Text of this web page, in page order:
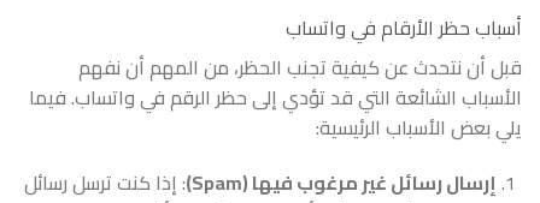
أسباب حظر الأرقام في واتساب
قبل أن نتحدث عن كيفية تجنب الحظر، من المهم أن نفهم
الأسباب الشائعة التي قد تؤدي إلى حظر الرقم في واتساب. فيما
يلي بعض الأسباب الرئيسية:
إرسال رسائل غير مرغوب فيها (Spam)
: إذا كنت ترسل رسائل